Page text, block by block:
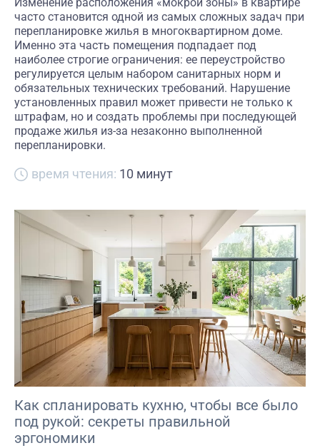
часто становится одной из самых сложных задач при
перепланировке жилья в многоквартирном доме.
Именно эта часть помещения подпадает под
наиболее строгие ограничения: ее переустройство
регулируется целым набором санитарных норм и
обязательных технических требований. Нарушение
установленных правил может привести не только к
штрафам, но и создать проблемы при последующей
продаже жилья из-за незаконно выполненной
перепланировки.
время чтения: 10 минут
Как спланировать кухню, чтобы все было
под рукой: секреты правильной
эргономики